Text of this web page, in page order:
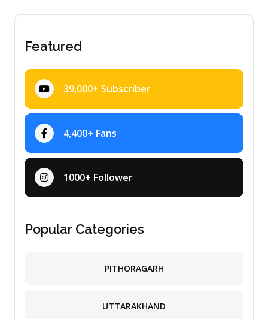
Featured
39,000+ Subscriber
4,400+ Fans
1000+ Follower
Popular Categories
PITHORAGARH
UTTARAKHAND